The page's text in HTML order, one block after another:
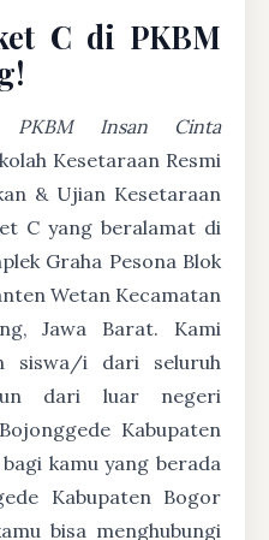
C di PKBM
PKBM Insan Cinta
Kesetaraan Resmi
& Ujian Kesetaraan
C yang beralamat di
Graha Pesona Blok
Wetan Kecamatan
Jawa Barat. Kami
siswa/i dari seluruh
dari luar negeri
Kabupaten
kamu yang berada
Kabupaten Bogor
bisa menghubungi